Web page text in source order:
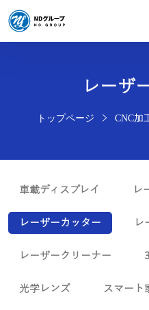
レーザ
トップページ CNC加
車載ディスプレイ レ
レーザーカッター レ
レーザークリーナー
光学レンズ スマート